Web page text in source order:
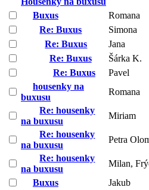
Buxus
Romana
Re: Buxus
Simona
Re: Buxus
Jana
Re: Buxus
Šárka K.
Re: Buxus
Pavel
housenky na
buxusu
Romana
Re: housenky
na buxusu
Miriam
Re: housenky
na buxusu
Petra
Re: housenky
na buxusu
Milan,
Buxus
Jakub